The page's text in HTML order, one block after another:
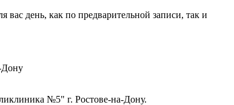
день, как по предварительной записи, так и
Дону
№5" г. Ростове-на-Дону.